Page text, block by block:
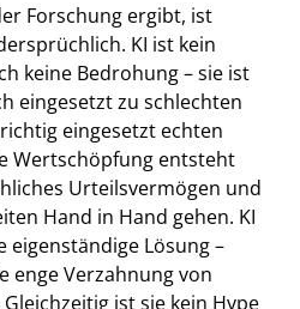
Forschung ergibt, ist
KI ist kein
keine Bedrohung – sie ist
eingesetzt zu schlechten
eingesetzt echten
Wertschöpfung entsteht
Urteilsvermögen und
Hand in Hand gehen. KI
eigenständige Lösung –
enge Verzahnung von
ist sie kein Hype